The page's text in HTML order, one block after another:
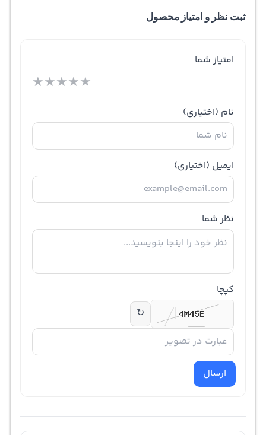
ثبت نظر و امتیاز محصول
امتیاز شما
★★★★★
نام (اختیاری)
ایمیل (اختیاری)
نظر شما
کپچا
↻
ارسال